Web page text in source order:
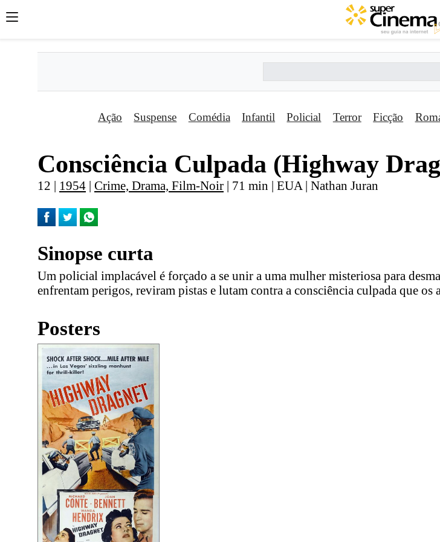
Ação Suspense Comédia Infantil Policial Terror Ficção
Consciência Culpada (Highway
12 | 1954 | Crime, Drama, Film-Noir | 71 min | EUA | Nathan Juran
Sinopse curta
Um policial implacável é forçado a se unir a uma mulher misteriosa para
enfrentam perigos, reviram pistas e lutam contra a consciência culpada que os
Posters